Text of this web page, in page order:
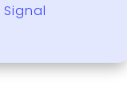
Signal